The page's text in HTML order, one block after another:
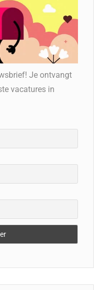
Je ontvangt
vacatures in